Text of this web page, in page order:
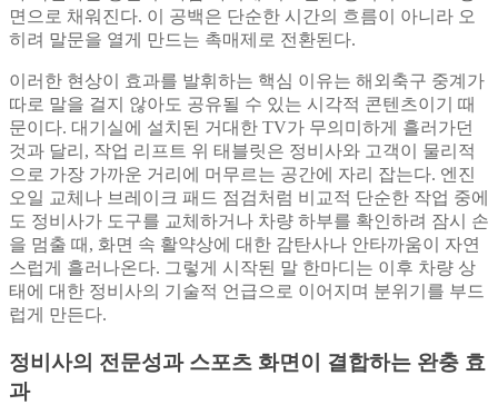
면으로 채워진다. 이 공백은 단순한 시간의 흐름이 아니라 오
히려 말문을 열게 만드는 촉매제로 전환된다.
이러한 현상이 효과를 발휘하는 핵심 이유는 해외축구 중계가
따로 말을 걸지 않아도 공유될 수 있는 시각적 콘텐츠이기 때
문이다. 대기실에 설치된 거대한 TV가 무의미하게 흘러가던
것과 달리, 작업 리프트 위 태블릿은 정비사와 고객이 물리적
으로 가장 가까운 거리에 머무르는 공간에 자리 잡는다. 엔진
오일 교체나 브레이크 패드 점검처럼 비교적 단순한 작업 중에
도 정비사가 도구를 교체하거나 차량 하부를 확인하려 잠시 손
을 멈출 때, 화면 속 활약상에 대한 감탄사나 안타까움이 자연
스럽게 흘러나온다. 그렇게 시작된 말 한마디는 이후 차량 상
태에 대한 정비사의 기술적 언급으로 이어지며 분위기를 부드
럽게 만든다.
정비사의 전문성과 스포츠 화면이 결합하는 완충 효
과